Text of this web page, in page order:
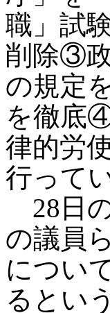
職」試
削除③
の規定
を徹底
律的労
行って
28日
の議員
につい
るとい